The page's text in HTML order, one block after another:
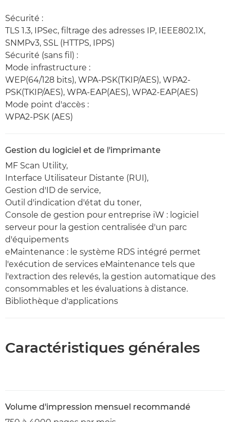
Sécurité :
TLS 1.3, IPSec, filtrage des adresses IP, IEEE802.1X,
SNMPv3, SSL (HTTPS, IPPS)
Sécurité (sans fil) :
Mode infrastructure :
WEP(64/128 bits), WPA-PSK(TKIP/AES), WPA2-
PSK(TKIP/AES), WPA-EAP(AES), WPA2-EAP(AES)
Mode point d'accès :
WPA2-PSK (AES)
Gestion du logiciel et de l'imprimante
MF Scan Utility,
Interface Utilisateur Distante (RUI),
Gestion d'ID de service,
Outil d'indication d'état du toner,
Console de gestion pour entreprise iW : logiciel
serveur pour la gestion centralisée d'un parc
d'équipements
eMaintenance : le système RDS intégré permet
l'exécution de services eMaintenance tels que
l'extraction des relevés, la gestion automatique des
consommables et les évaluations à distance.
Bibliothèque d'applications
Caractéristiques générales
Volume d'impression mensuel recommandé